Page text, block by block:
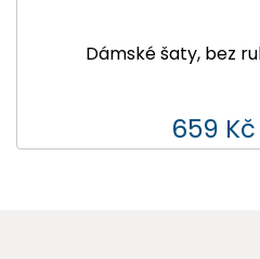
Dámské šaty, bez
659 Kč